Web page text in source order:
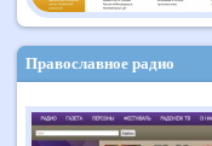
Православное радио